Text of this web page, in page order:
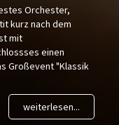
Orchester,
kurz nach dem
mit
einen
Großevent "Klassik
weiterlesen...